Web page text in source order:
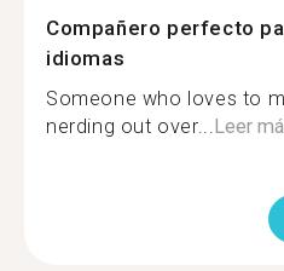
Compañero perfecto
idiomas
Someone who loves to
nerding out over...Leer